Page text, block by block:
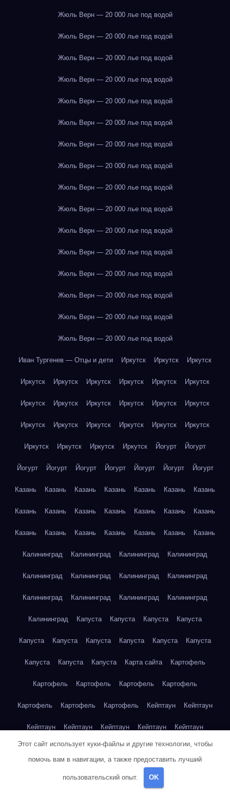
Жюль Верн — 20 000 лье под водой
Жюль Верн — 20 000 лье под водой
Жюль Верн — 20 000 лье под водой
Жюль Верн — 20 000 лье под водой
Жюль Верн — 20 000 лье под водой
Жюль Верн — 20 000 лье под водой
Жюль Верн — 20 000 лье под водой
Жюль Верн — 20 000 лье под водой
Жюль Верн — 20 000 лье под водой
Жюль Верн — 20 000 лье под водой
Жюль Верн — 20 000 лье под водой
Жюль Верн — 20 000 лье под водой
Жюль Верн — 20 000 лье под водой
Жюль Верн — 20 000 лье под водой
Жюль Верн — 20 000 лье под водой
Жюль Верн — 20 000 лье под водой
Иван Тургенев — Отцы и дети Иркутск Иркутск Иркутск
Иркутск Иркутск Иркутск Иркутск Иркутск Иркутск
Иркутск Иркутск Иркутск Иркутск Иркутск Иркутск
Иркутск Иркутск Иркутск Иркутск Иркутск Иркутск
Иркутск Иркутск Иркутск Иркутск Йогурт Йогурт
Йогурт Йогурт Йогурт Йогурт Йогурт Йогурт Йогурт
Казань Казань Казань Казань Казань Казань Казань
Казань Казань Казань Казань Казань Казань Казань
Казань Казань Казань Казань Казань Казань Казань
Калининград Калининград Калининград Калининград
Калининград Калининград Калининград Калининград
Калининград Калининград Калининград Калининград
Калининград Капуста Капуста Капуста Капуста
Капуста Капуста Капуста Капуста Капуста Капуста
Капуста Капуста Капуста Карта сайта Картофель
Картофель Картофель Картофель Картофель
Картофель Картофель Картофель Кейптаун Кейптаун
Кейптаун Кейптаун Кейптаун Кейптаун Кейптаун
Кейптаун Кейптаун Кейптаун Кейптаун Кейптаун
Кейптаун
Этот сайт использует куки-файлы и другие технологии, чтобы
помочь вам в навигации, а также предоставить лучший
пользовательский опыт. OK